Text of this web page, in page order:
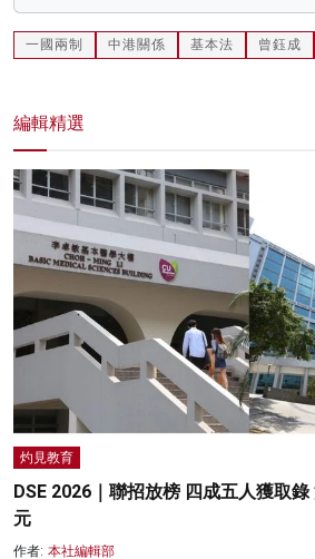
一國兩制 中港關係 基本法 曾鈺成
編輯精選
灼見教育
DSE 2026｜聯招放榜 四成五人獲取
元
作者: 本社編輯部